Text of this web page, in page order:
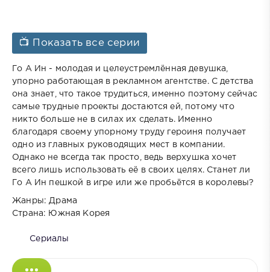
📺 Показать все серии
Го А Ин - молодая и целеустремлённая девушка,
упорно работающая в рекламном агентстве. С детства
она знает, что такое трудиться, именно поэтому сейчас
самые трудные проекты достаются ей, потому что
никто больше не в силах их сделать. Именно
благодаря своему упорному труду героиня получает
одно из главных руководящих мест в компании.
Однако не всегда так просто, ведь верхушка хочет
всего лишь использовать её в своих целях. Станет ли
Го А Ин пешкой в игре или же пробьётся в королевы?
Жанры: Драма
Страна: Южная Корея
Сериалы